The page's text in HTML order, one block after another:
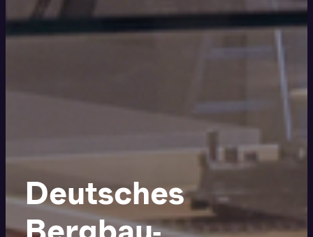
Deutsches